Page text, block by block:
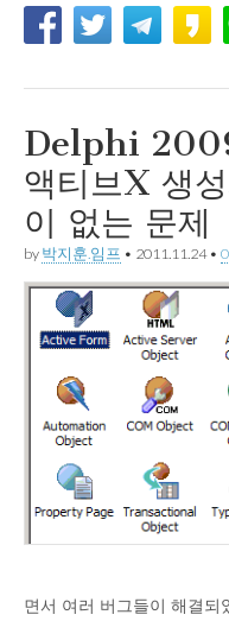
Delphi
액티브X 생
이 없는 문제
by 박지훈.임프 • 2011.11.24•
면서 여러 버그들이 해결되